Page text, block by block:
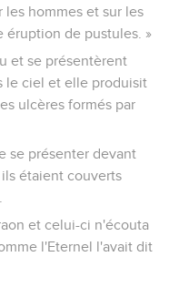
les hommes et sur les
éruption de pustules. »
et se présentèrent
le ciel et elle produisit
ulcères formés par
se présenter devant
étaient couverts
et celui-ci n'écouta
l'Eternel l'avait dit